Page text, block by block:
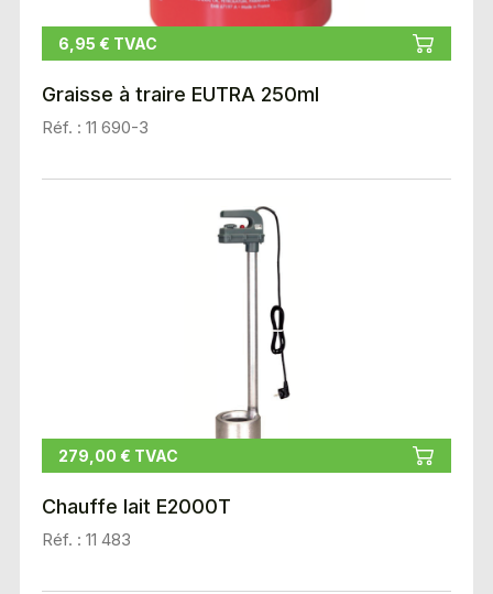
6,95 € TVAC
Graisse à traire EUTRA 250ml
Réf. : 11 690-3
279,00 € TVAC
Chauffe lait E2000T
Réf. : 11 483